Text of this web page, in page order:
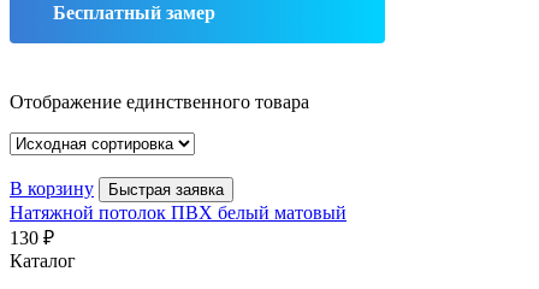
Бесплатный замер
Отображение единственного товара
В корзину Быстрая заявка
Натяжной потолок ПВХ белый матовый
130 ₽
Каталог